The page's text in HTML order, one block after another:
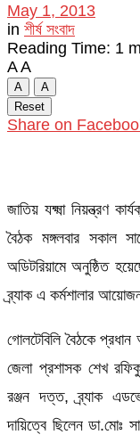
May 1, 2013
in শীর্ষ সংবাদ
Reading Time: 1
A A
A
A
Reset
Share on
জাতিয় যক্ষ্মা নিয়ন্ত্রণ
বৈঠক মঙ্গলবার সকাল
অডিটরিয়ামে অনুষ্ঠিত
ব্র্যাক এ কর্মশালার
গোলটেবিলি বৈঠকে
জেলা প্রশাসক শেখ
রঞ্জন দত্ত, ব্র্যাক
দায়িত্বে ছিলেন ডা.মোঃ